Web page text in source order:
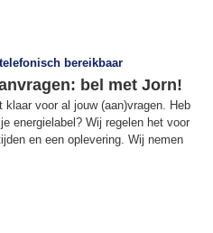
bereikbaar
bel met Jorn!
voor al jouw (aan)vragen. Heb
energielabel? Wij regelen het voor
en een oplevering. Wij nemen